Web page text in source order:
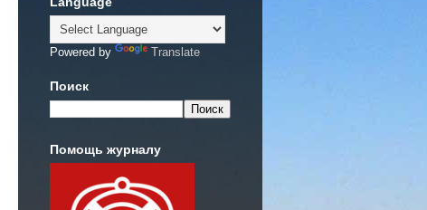
Powered by Translate
Поиск
Помощь журналу